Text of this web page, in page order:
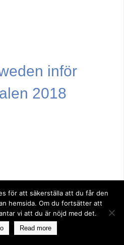
inför
2018
för att säkerställa att du får den
hemsida. Om du fortsätter att
vi att du är nöjd med det.
Read more